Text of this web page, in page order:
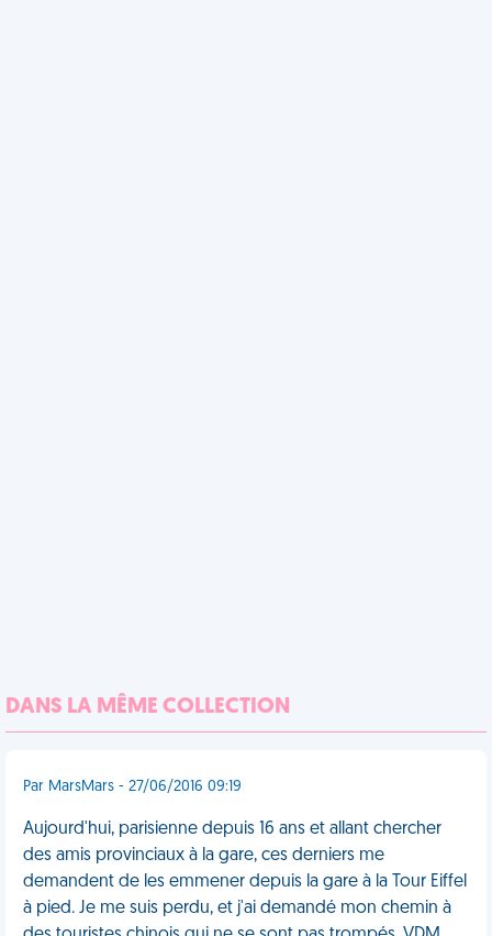
DANS LA MÊME COLLECTION
Par MarsMars - 27/06/2016 09:19
Aujourd'hui, parisienne depuis 16 ans et allant chercher
des amis provinciaux à la gare, ces derniers me
demandent de les emmener depuis la gare à la Tour Eiffel
à pied. Je me suis perdu, et j'ai demandé mon chemin à